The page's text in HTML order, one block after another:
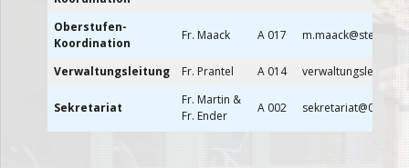
Oberstufen-
Koordination
Fr. Maack A 017
Verwaltungsleitung Fr. Prantel A 014
Sekretariat
Fr. Martin &
Fr. Ender
A 002